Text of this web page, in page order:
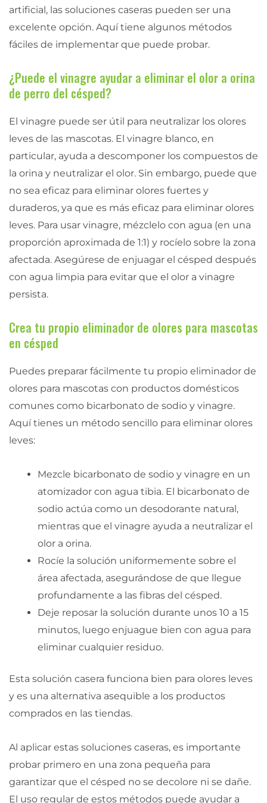
artificial, las soluciones caseras pueden ser una
excelente opción. Aquí tiene algunos métodos
fáciles de implementar que puede probar.
¿Puede el vinagre ayudar a eliminar el olor a orina
de perro del césped?
El vinagre puede ser útil para neutralizar los olores
leves de las mascotas. El vinagre blanco, en
particular, ayuda a descomponer los compuestos de
la orina y neutralizar el olor. Sin embargo, puede que
no sea eficaz para eliminar olores fuertes y
duraderos, ya que es más eficaz para eliminar olores
leves. Para usar vinagre, mézclelo con agua (en una
proporción aproximada de 1:1) y rocíelo sobre la zona
afectada. Asegúrese de enjuagar el césped después
con agua limpia para evitar que el olor a vinagre
persista.
Crea tu propio eliminador de olores para mascotas
en césped
Puedes preparar fácilmente tu propio eliminador de
olores para mascotas con productos domésticos
comunes como bicarbonato de sodio y vinagre.
Aquí tienes un método sencillo para eliminar olores
leves:
Mezcle bicarbonato de sodio y vinagre en un
atomizador con agua tibia. El bicarbonato de
sodio actúa como un desodorante natural,
mientras que el vinagre ayuda a neutralizar el
olor a orina.
Rocíe la solución uniformemente sobre el
área afectada, asegurándose de que llegue
profundamente a las fibras del césped.
Deje reposar la solución durante unos 10 a 15
minutos, luego enjuague bien con agua para
eliminar cualquier residuo.
Esta solución casera funciona bien para olores leves
y es una alternativa asequible a los productos
comprados en las tiendas.
Al aplicar estas soluciones caseras, es importante
probar primero en una zona pequeña para
garantizar que el césped no se decolore ni se dañe.
El uso regular de estos métodos puede ayudar a